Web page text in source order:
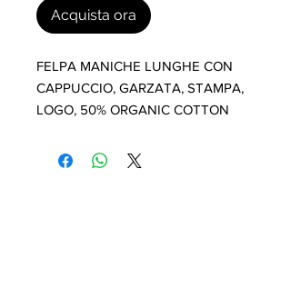
Acquista ora
FELPA MANICHE LUNGHE CON
CAPPUCCIO, GARZATA, STAMPA,
LOGO, 50% ORGANIC COTTON